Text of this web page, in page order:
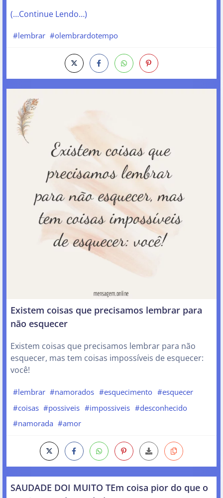
(…Continue Lendo…)
#lembrar #olembrardotempo
Existem coisas que precisamos lembrar para
não esquecer
Existem coisas que precisamos lembrar para não
esquecer, mas tem coisas impossíveis de esquecer:
você!
#lembrar #namorados #esquecimento #esquecer
#coisas #possiveis #impossiveis #desconhecido
#namorada #amor
SAUDADE DOI MUITO TEm coisa pior do que o